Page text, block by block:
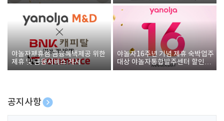
야놀자제휴점 금융혜택제공 위한
제휴 및 금융서비스 게시
야놀자16주년 기념 제휴 숙박업주
대상 야놀자통합발주센터 할인쿠
폰 증정
공지사항
[호텔업] 개인정보 처리방침 개정본1 (19.09.02)